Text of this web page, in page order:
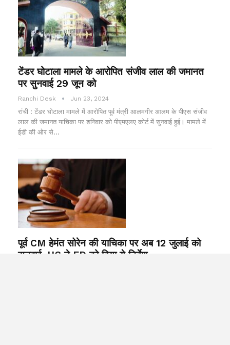
टेंडर घोटाला मामले के आरोपित संजीव लाल की जमानत
पर सुनवाई 29 जून को
Ranchi Desk Jun 23, 2024
रांची : टेंडर घोटाला मामले में आरोपित पूर्व मंत्री आलमगीर आलम के पीएस संजीव
लाल की जमानत याचिका पर शनिवार को पीएमएलए कोर्ट में सुनवाई हुई। मामले में
ईडी की ओर से…
पूर्व CM हेमंत सोरेन की याचिका पर अब 12 जुलाई को
सुनवाई, HC ने ED को दिया ये निर्देश